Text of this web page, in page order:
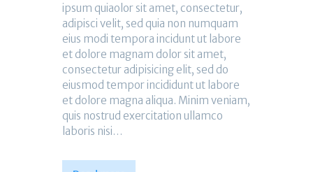
ipsum quiaolor sit amet, consectetur,
adipisci velit, sed quia non numquam
eius modi tempora incidunt ut labore
et dolore magnam dolor sit amet,
consectetur adipisicing elit, sed do
eiusmod tempor incididunt ut labore
et dolore magna aliqua. Minim veniam,
quis nostrud exercitation ullamco
laboris nisi…